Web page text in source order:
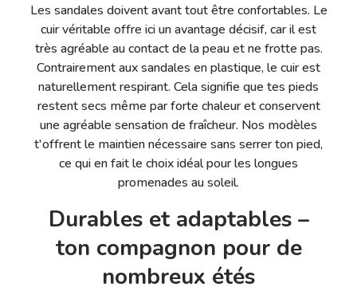
Les sandales doivent avant tout être confortables. Le
cuir véritable offre ici un avantage décisif, car il est
très agréable au contact de la peau et ne frotte pas.
Contrairement aux sandales en plastique, le cuir est
naturellement respirant. Cela signifie que tes pieds
restent secs même par forte chaleur et conservent
une agréable sensation de fraîcheur. Nos modèles
t'offrent le maintien nécessaire sans serrer ton pied,
ce qui en fait le choix idéal pour les longues
promenades au soleil.
Durables et adaptables –
ton compagnon pour de
nombreux étés